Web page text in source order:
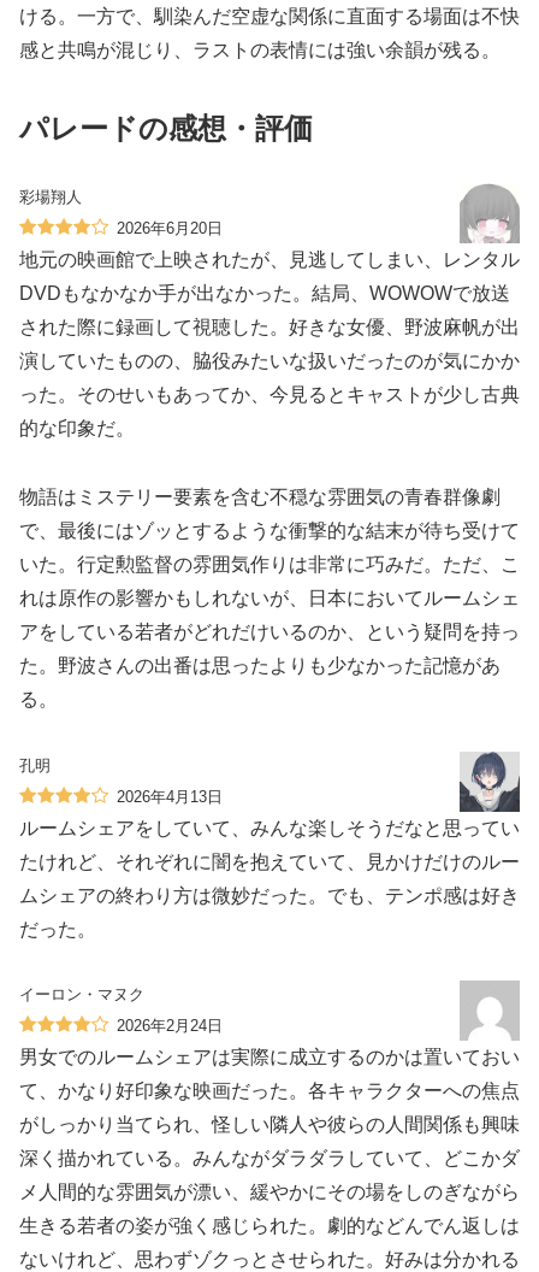
ける。一方で、馴染んだ空虚な関係に直面する場面は不快
感と共鳴が混じり、ラストの表情には強い余韻が残る。
パレードの感想・評価
彩場翔人
2026年6月20日
地元の映画館で上映されたが、見逃してしまい、レンタル
DVDもなかなか手が出なかった。結局、WOWOWで放送
された際に録画して視聴した。好きな女優、野波麻帆が出
演していたものの、脇役みたいな扱いだったのが気にかか
った。そのせいもあってか、今見るとキャストが少し古典
的な印象だ。
物語はミステリー要素を含む不穏な雰囲気の青春群像劇
で、最後にはゾッとするような衝撃的な結末が待ち受けて
いた。行定勲監督の雰囲気作りは非常に巧みだ。ただ、こ
れは原作の影響かもしれないが、日本においてルームシェ
アをしている若者がどれだけいるのか、という疑問を持っ
た。野波さんの出番は思ったよりも少なかった記憶があ
る。
孔明
2026年4月13日
ルームシェアをしていて、みんな楽しそうだなと思ってい
たけれど、それぞれに闇を抱えていて、見かけだけのルー
ムシェアの終わり方は微妙だった。でも、テンポ感は好き
だった。
イーロン・マヌク
2026年2月24日
男女でのルームシェアは実際に成立するのかは置いておい
て、かなり好印象な映画だった。各キャラクターへの焦点
がしっかり当てられ、怪しい隣人や彼らの人間関係も興味
深く描かれている。みんながダラダラしていて、どこかダ
メ人間的な雰囲気が漂い、緩やかにその場をしのぎながら
生きる若者の姿が強く感じられた。劇的などんでん返しは
ないけれど、思わずゾクっとさせられた。好みは分かれる